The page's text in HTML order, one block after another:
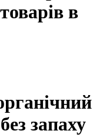
в
запаху